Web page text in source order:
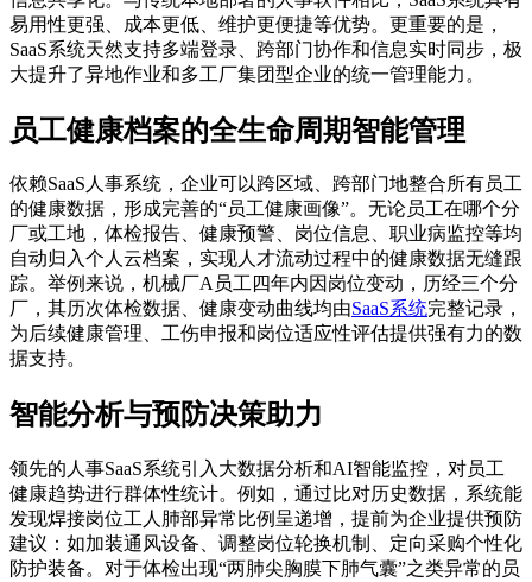
易用性更强、成本更低、维护更便捷等优势。更重要的是，
SaaS系统天然支持多端登录、跨部门协作和信息实时同步，极
大提升了异地作业和多工厂集团型企业的统一管理能力。
员工健康档案的全生命周期智能管理
依赖SaaS人事系统，企业可以跨区域、跨部门地整合所有员工
的健康数据，形成完善的“员工健康画像”。无论员工在哪个分
厂或工地，体检报告、健康预警、岗位信息、职业病监控等均
自动归入个人云档案，实现人才流动过程中的健康数据无缝跟
踪。举例来说，机械厂A员工四年内因岗位变动，历经三个分
厂，其历次体检数据、健康变动曲线均由SaaS系统完整记录，
为后续健康管理、工伤申报和岗位适应性评估提供强有力的数
据支持。
智能分析与预防决策助力
领先的人事SaaS系统引入大数据分析和AI智能监控，对员工
健康趋势进行群体性统计。例如，通过比对历史数据，系统能
发现焊接岗位工人肺部异常比例呈递增，提前为企业提供预防
建议：如加装通风设备、调整岗位轮换机制、定向采购个性化
防护装备。对于体检出现“两肺尖胸膜下肺气囊”之类异常的员